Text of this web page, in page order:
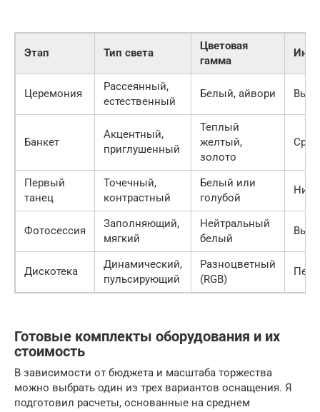
Этап Тип света
Цветовая
гамма
Церемония
Рассеянный,
естественный
Белый, айвори
Банкет
Акцентный,
приглушенный
Теплый
желтый,
золото
Первый
танец
Точечный,
контрастный
Белый или
голубой
Фотосессия
Заполняющий,
мягкий
Нейтральный
белый
Дискотека
Динамический,
пульсирующий
Разноцветный
(RGB)
Готовые комплекты оборудования и их
стоимость
В зависимости от бюджета и масштаба торжества
можно выбрать один из трех вариантов оснащения. Я
подготовил расчеты, основанные на среднем